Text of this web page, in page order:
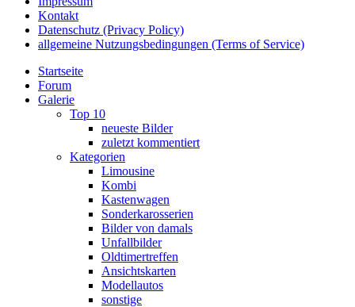
Kontakt
Datenschutz (Privacy Policy)
allgemeine Nutzungsbedingungen (Terms of Service)
Startseite
Forum
Galerie
Top 10
neueste Bilder
zuletzt kommentiert
Kategorien
Limousine
Kombi
Kastenwagen
Sonderkarosserien
Bilder von damals
Unfallbilder
Oldtimertreffen
Ansichtskarten
Modellautos
sonstige